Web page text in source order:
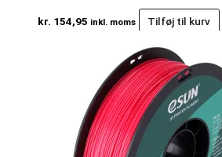
kr. 154,95 inkl. moms Tilføj til kurv